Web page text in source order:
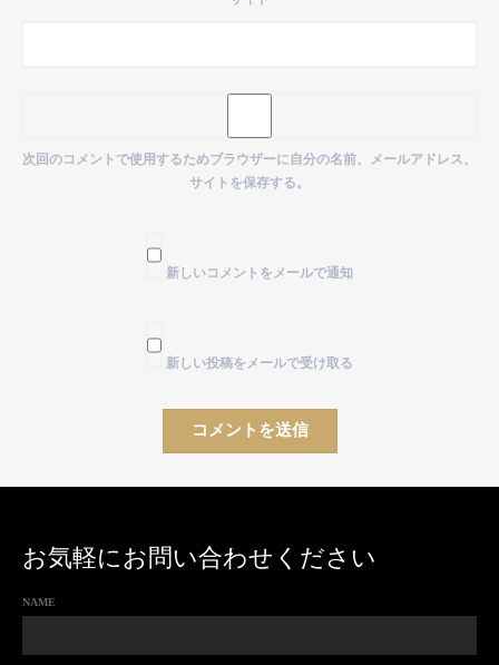
次回のコメントで使用するためブラウザーに自分の名前、メールアドレス、
サイトを保存する。
新しいコメントをメールで通知
新しい投稿をメールで受け取る
お気軽にお問い合わせください
NAME